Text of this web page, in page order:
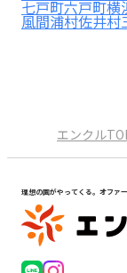
おすすめ
七戸町六戸町横
風間浦村佐井村
エンクル
理想の園がやってくる。オファ